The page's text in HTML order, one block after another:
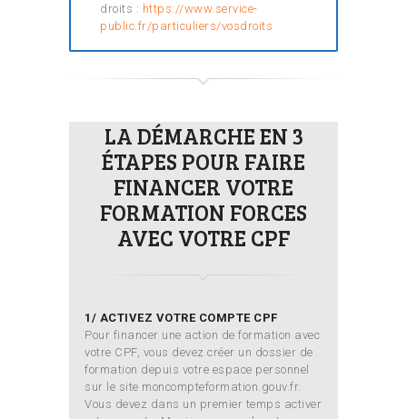
droits : https://www.service-
public.fr/particuliers/vosdroits
LA DÉMARCHE EN 3
ÉTAPES POUR FAIRE
FINANCER VOTRE
FORMATION FORCES
AVEC VOTRE CPF
1/ ACTIVEZ VOTRE COMPTE CPF
Pour financer une action de formation avec
votre CPF, vous devez créer un dossier de
formation depuis votre espace personnel
sur le site moncompteformation.gouv.fr.
Vous devez dans un premier temps activer